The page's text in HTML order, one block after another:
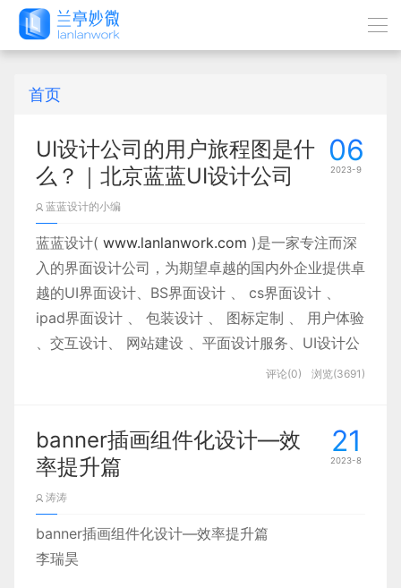
首页
06
2023-9
UI设计公司的用户旅程图是什
么？｜北京蓝蓝UI设计公司
蓝蓝设计的小编
蓝蓝设计( www.lanlanwork.com )是一家专注而深
入的界面设计公司，为期望卓越的国内外企业提供卓
越的UI界面设计、BS界面设计 、 cs界面设计 、
ipad界面设计 、 包装设计 、 图标定制 、 用户体验
、交互设计、 网站建设 、平面设计服务、UI设计公
司、界面设计公司、UI设计服务公司、数据可视化设
蓝蓝未来将会持续在平台上分享关于设计行业的文
章。此外蓝蓝设计建立了UI设计分享群，每天会分享
国内外的一些优秀设计，如果有兴趣的话，可以进入
一起成长学习，添加vx蓝小助ben_lanlan，报下信
息，蓝小助会请您入群。同时添加蓝小助我们将会为
评论(0) 浏览(3691)
21
2023-8
banner插画组件化设计—效
率提升篇
涛涛
banner插画组件化设计—效率提升篇
李瑞昊